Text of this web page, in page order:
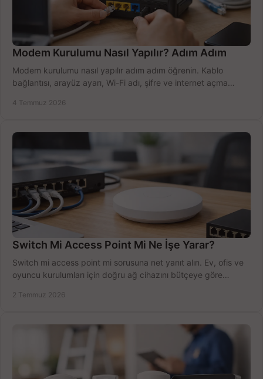
Modem Kurulumu Nasıl Yapılır? Adım Adım
Modem kurulumu nasıl yapılır adım adım öğrenin. Kablo
bağlantısı, arayüz ayarı, Wi-Fi adı, şifre ve internet açma
4 Temmuz 2026
Switch Mi Access Point Mi Ne İşe Yarar?
Switch mi access point mi sorusuna net yanıt alın. Ev, ofis ve
oyuncu kurulumları için doğru ağ cihazını bütçeye göre
2 Temmuz 2026